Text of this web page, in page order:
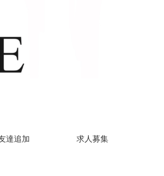
達追加 求人募集